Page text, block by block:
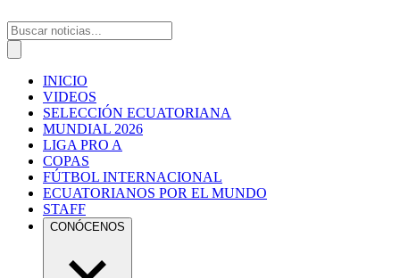
INICIO
VIDEOS
SELECCIÓN ECUATORIANA
MUNDIAL 2026
LIGA PRO A
COPAS
FÚTBOL INTERNACIONAL
ECUATORIANOS POR EL MUNDO
STAFF
CONÓCENOS